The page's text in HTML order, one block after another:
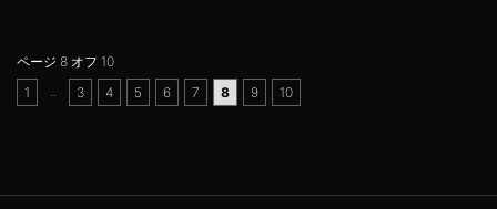
ページ 8 オフ 10
1
.. 3 4 5 6 7 8 9 10